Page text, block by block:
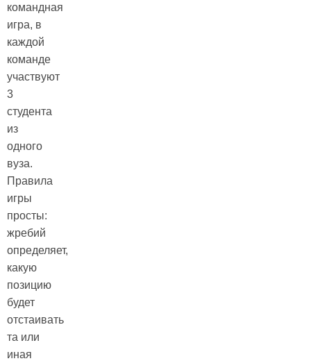
командная
игра, в
каждой
команде
участвуют
3
студента
из
одного
вуза.
Правила
игры
просты:
жребий
определяет,
какую
позицию
будет
отстаивать
та или
иная